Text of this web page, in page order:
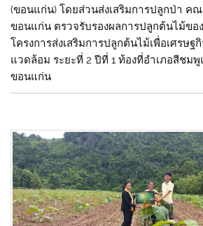
(ขอนแก่น) โดยส่วนส่งเสริมการปลูกป่า ค
ขอนแก่น ตรวจรับรองผลการปลูกต้นไม้ขอ
โครงการส่งเสริมการปลูกต้นไม้เพื่อเศรษฐ
แวดล้อม ระยะที่ 2 ปีที่ 1 ท้องที่อำเภอสีชม
ขอนแก่น